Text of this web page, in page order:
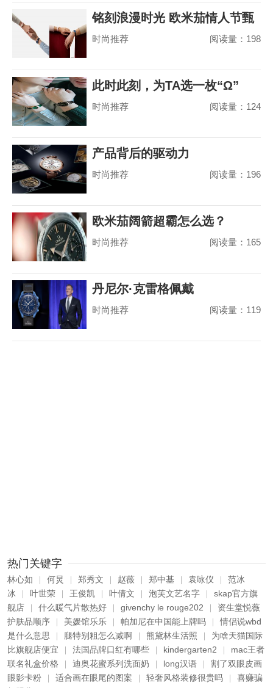
铭刻浪漫时光 欧米茄情人节甄
选
时尚推荐 阅读量：198
此时此刻，为TA选一枚“Ω”
时尚推荐 阅读量：124
产品背后的驱动力
时尚推荐 阅读量：196
欧米茄阔箭超霸怎么选？
时尚推荐 阅读量：165
丹尼尔·克雷格佩戴
MoonSwatch 出席美国国
时尚推荐 阅读量：119
热门关键字
林心如 何炅 郑秀文 赵薇 郑中基 袁咏仪
范冰
冰
叶世荣 王俊凯 叶倩文 泡芙文艺名字
skap官方旗
舰店
什么暖气片散热好 givenchy le rouge202
资生堂悦薇
护肤品顺序
美媛馆乐乐 帕加尼在中国能上牌吗
情侣说wbd
是什么意思
腿特别粗怎么减啊 熊黛林生活照
为啥天猫国际
比旗舰店便宜
法国品牌口红有哪些 kindergarten2
mac王者
联名礼盒价格
迪奥花蜜系列洗面奶 long汉语
割了双眼皮画
眼影卡粉
适合画在眼尾的图案 轻奢风格装修很贵吗
喜赚骗